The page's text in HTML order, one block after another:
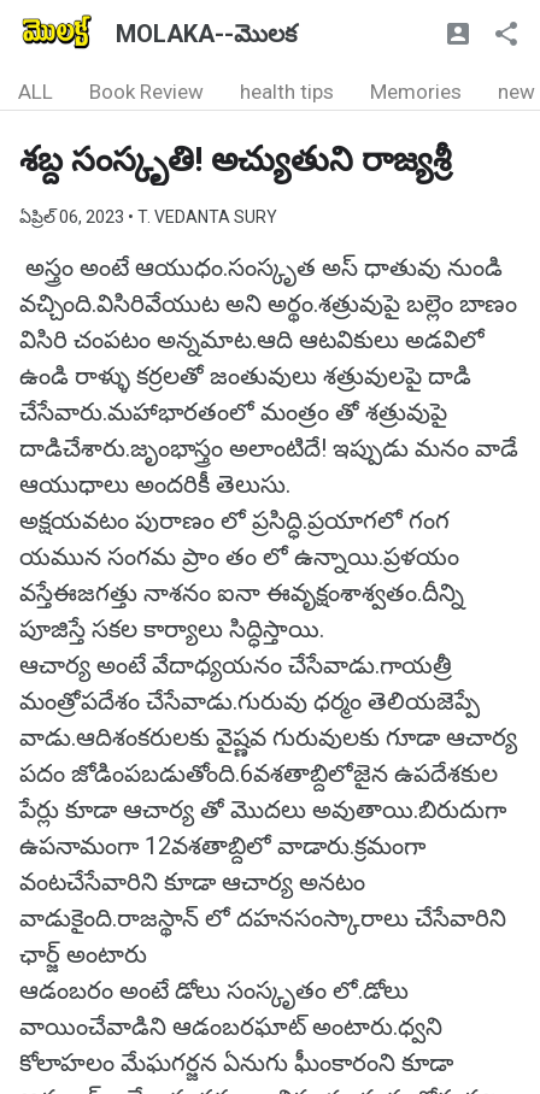
MOLAKA--మొలక
ALL Book Review health tips Memories new
శబ్ద సంస్కృతి! అచ్యుతుని రాజ్యశ్రీ
ఏప్రిల్ 06, 2023 • T. VEDANTA SURY
అస్త్రం అంటే ఆయుధం.సంస్కృత అస్ ధాతువు నుండి
వచ్చింది.విసిరివేయుట అని అర్థం.శత్రువుపై బల్లెం బాణం
విసిరి చంపటం అన్నమాట.ఆది ఆటవికులు అడవిలో
ఉండి రాళ్ళు కర్రలతో జంతువులు శత్రువులపై దాడి
చేసేవారు.మహాభారతంలో మంత్రం తో శత్రువుపై
దాడిచేశారు.జృంభాస్త్రం అలాంటిదే! ఇప్పుడు మనం వాడే
ఆయుధాలు అందరికీ తెలుసు.
అక్షయవటం పురాణం లో ప్రసిద్ధి.ప్రయాగలో గంగ
యమున సంగమ ప్రాం తం లో ఉన్నాయి.ప్రళయం
వస్తేఈజగత్తు నాశనం ఐనా ఈవృక్షంశాశ్వతం.దీన్ని
పూజిస్తే సకల కార్యాలు సిద్ధిస్తాయి.
ఆచార్య అంటే వేదాధ్యయనం చేసేవాడు.గాయత్రీ
మంత్రోపదేశం చేసేవాడు.గురువు ధర్మం తెలియజెప్పే
వాడు.ఆదిశంకరులకు వైష్ణవ గురువులకు గూడా ఆచార్య
పదం జోడింపబడుతోంది.6వశతాబ్దిలోజైన ఉపదేశకుల
పేర్లు కూడా ఆచార్య తో మొదలు అవుతాయి.బిరుదుగా
ఉపనామంగా 12వశతాబ్దిలో వాడారు.క్రమంగా
వంటచేసేవారిని కూడా ఆచార్య అనటం
వాడుకైంది.రాజస్థాన్ లో దహనసంస్కారాలు చేసేవారిని
ఛార్జ్ అంటారు
ఆడంబరం అంటే డోలు సంస్కృతం లో.డోలు
వాయించేవాడిని ఆడంబరఘాట్ అంటారు.ధ్వని
కోలాహలం మేఘగర్జన ఏనుగు ఘీంకారంని కూడా